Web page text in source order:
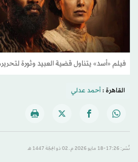
فيلم «أسد» يتناول قضية العبيد وثورة
القاهرة :أحمد عدلي
نُشر: 17:26-18 مايو 2026 م ـ 02 ذو الحِجّة 1447 هـ